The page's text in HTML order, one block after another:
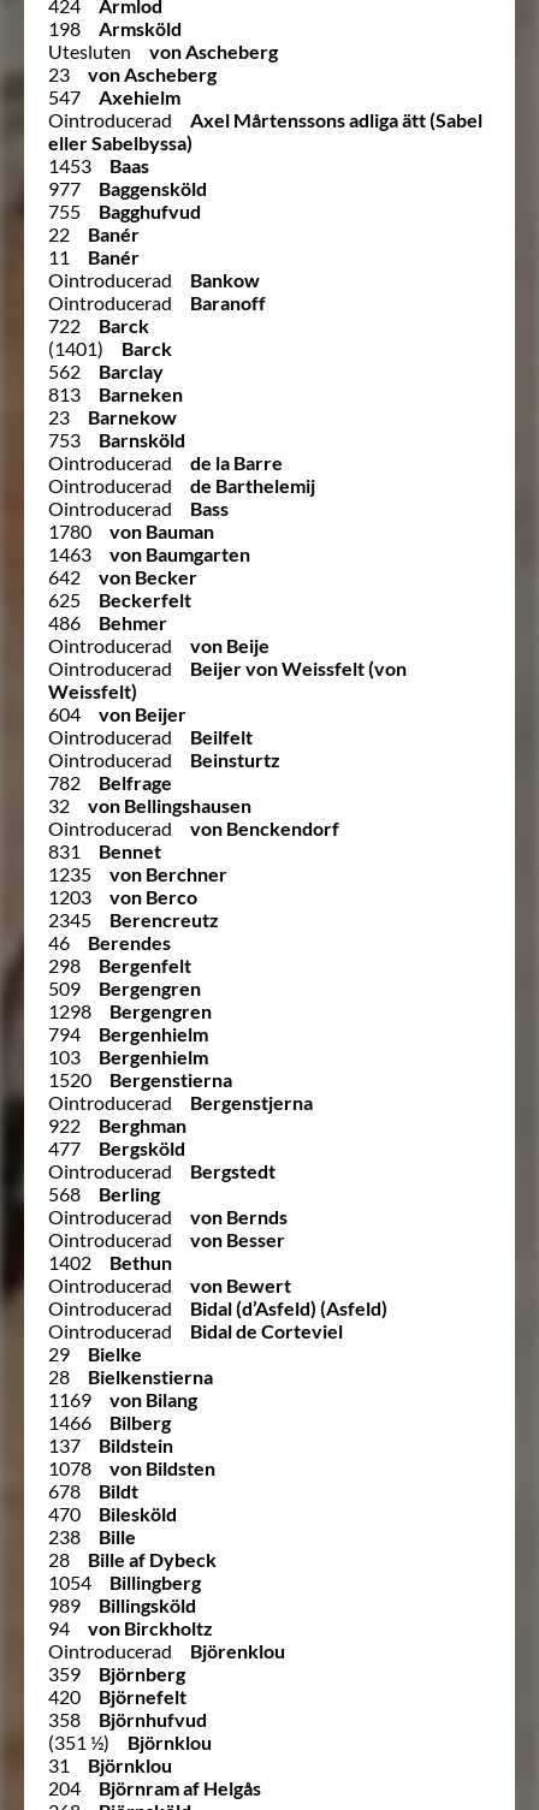
424
Armlod
198
Armsköld
Utesluten
von Ascheberg
23
von Ascheberg
547
Axehielm
Ointroducerad
Axel Mårtenssons adliga ätt (Sabel
eller Sabelbyssa)
1453
Baas
977
Baggensköld
755
Bagghufvud
22
Banér
11
Banér
Ointroducerad
Bankow
Ointroducerad
Baranoff
722
Barck
(1401)
Barck
562
Barclay
813
Barneken
23
Barnekow
753
Barnsköld
Ointroducerad
de la Barre
Ointroducerad
de Barthelemij
Ointroducerad
Bass
1780
von Bauman
1463
von Baumgarten
642
von Becker
625
Beckerfelt
486
Behmer
Ointroducerad
von Beije
Ointroducerad
Beijer von Weissfelt (von
Weissfelt)
604
von Beijer
Ointroducerad
Beilfelt
Ointroducerad
Beinsturtz
782
Belfrage
32
von Bellingshausen
Ointroducerad
von Benckendorf
831
Bennet
1235
von Berchner
1203
von Berco
2345
Berencreutz
46
Berendes
298
Bergenfelt
509
Bergengren
1298
Bergengren
794
Bergenhielm
103
Bergenhielm
1520
Bergenstierna
Ointroducerad
Bergenstjerna
922
Berghman
477
Bergsköld
Ointroducerad
Bergstedt
568
Berling
Ointroducerad
von Bernds
Ointroducerad
von Besser
1402
Bethun
Ointroducerad
von Bewert
Ointroducerad
Bidal (d’Asfeld) (Asfeld)
Ointroducerad
Bidal de Corteviel
29
Bielke
28
Bielkenstierna
1169
von Bilang
1466
Bilberg
137
Bildstein
1078
von Bildsten
678
Bildt
470
Bilesköld
238
Bille
28
Bille af Dybeck
1054
Billingberg
989
Billingsköld
94
von Birckholtz
Ointroducerad
Björenklou
359
Björnberg
420
Björnefelt
358
Björnhufvud
(351 ½)
Björnklou
31
Björnklou
204
Björnram af Helgås